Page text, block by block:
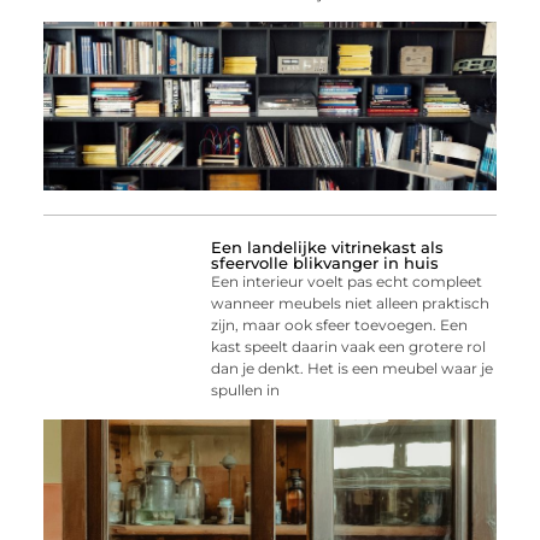
Een landelijke vitrinekast als
sfeervolle blikvanger in huis
Een interieur voelt pas echt compleet
wanneer meubels niet alleen praktisch
zijn, maar ook sfeer toevoegen. Een
kast speelt daarin vaak een grotere rol
dan je denkt. Het is een meubel waar je
spullen in